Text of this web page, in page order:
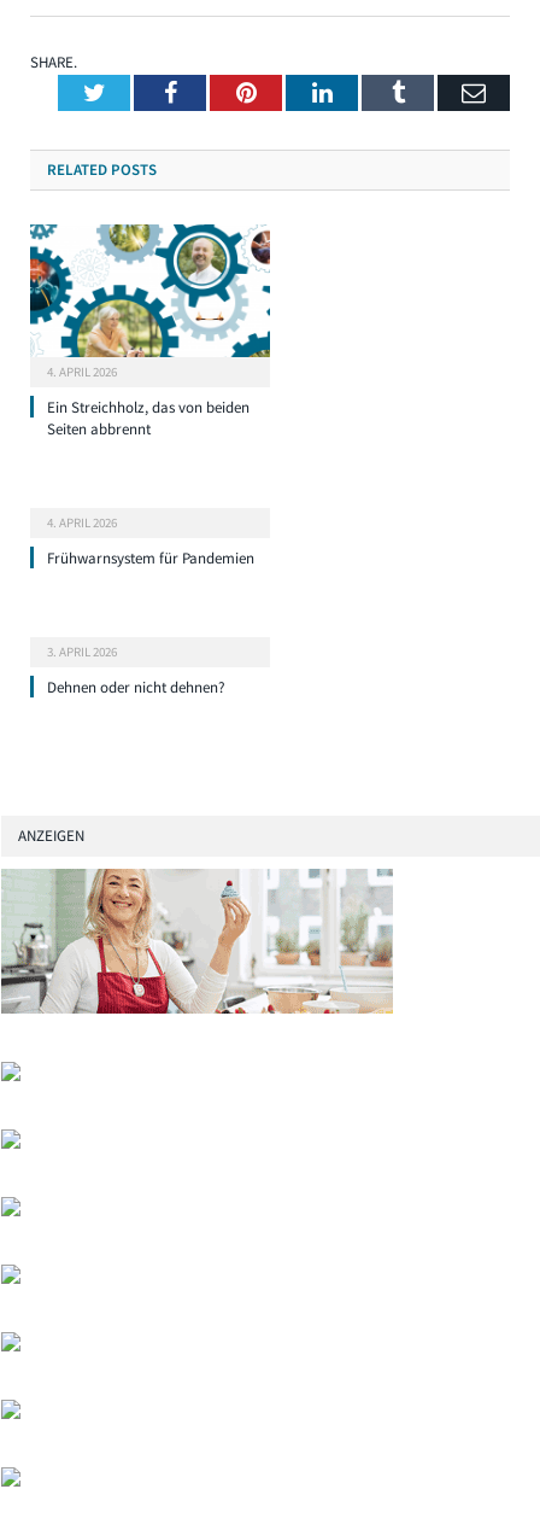
SHARE.
TwitterFacebookPinterestLinkedInTumblr
RELATED POSTS
4. APRIL 2026
Ein Streichholz, das von beiden
Seiten abbrennt
4. APRIL 2026
Frühwarnsystem für Pandemien
3. APRIL 2026
Dehnen oder nicht dehnen?
ANZEIGEN